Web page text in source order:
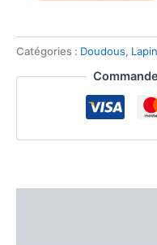
Catégories : Doudous,